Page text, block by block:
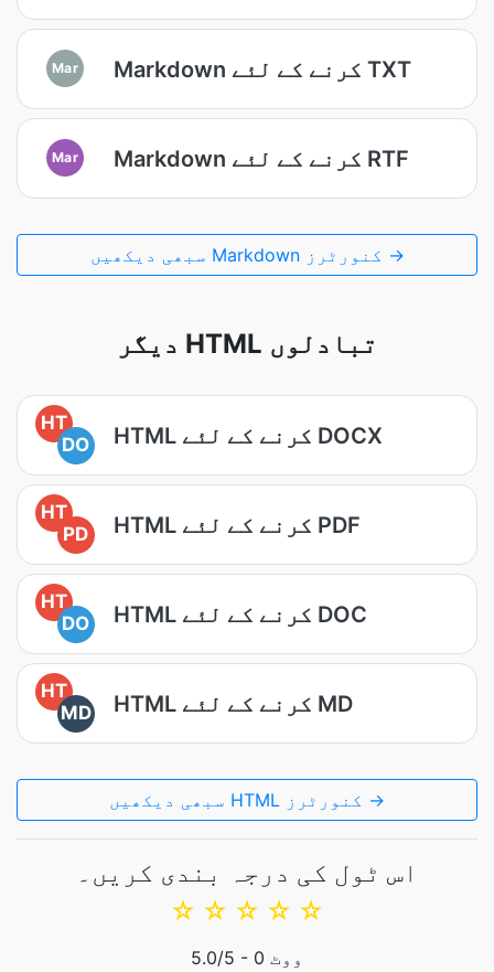
Mar Markdown کرنے کے لئے TXT
Mar Markdown کرنے کے لئے RTF
سبھی دیکھیں Markdown کنورٹرز →
دیگر HTML تبادلوں
HT
DO
HTML کرنے کے لئے DOCX
HT
PD
HTML کرنے کے لئے PDF
HT
DO
HTML کرنے کے لئے DOC
HT
MD
HTML کرنے کے لئے MD
سبھی دیکھیں HTML کنورٹرز →
اس ٹول کی درجہ بندی کریں۔
☆
☆
☆
☆
☆
5.0/5 - 0 ووٹ